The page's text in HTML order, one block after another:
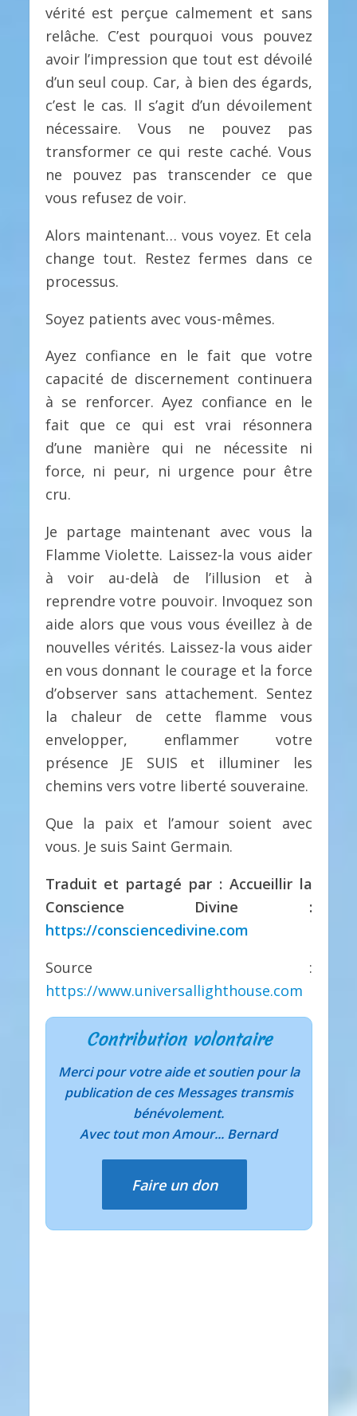
vérité est perçue calmement et sans
relâche. C’est pourquoi vous pouvez
avoir l’impression que tout est dévoilé
d’un seul coup. Car, à bien des égards,
c’est le cas. Il s’agit d’un dévoilement
nécessaire. Vous ne pouvez pas
transformer ce qui reste caché. Vous
ne pouvez pas transcender ce que
vous refusez de voir.
Alors maintenant… vous voyez. Et cela
change tout. Restez fermes dans ce
processus.
Soyez patients avec vous-mêmes.
Ayez confiance en le fait que votre
capacité de discernement continuera
à se renforcer. Ayez confiance en le
fait que ce qui est vrai résonnera
d’une manière qui ne nécessite ni
force, ni peur, ni urgence pour être
cru.
Je partage maintenant avec vous la
Flamme Violette. Laissez-la vous aider
à voir au-delà de l’illusion et à
reprendre votre pouvoir. Invoquez son
aide alors que vous vous éveillez à de
nouvelles vérités. Laissez-la vous aider
en vous donnant le courage et la force
d’observer sans attachement. Sentez
la chaleur de cette flamme vous
envelopper, enflammer votre
présence JE SUIS et illuminer les
chemins vers votre liberté souveraine.
Que la paix et l’amour soient avec
vous. Je suis Saint Germain.
Traduit et partagé par : Accueillir la
Conscience Divine :
https://consciencedivine.com
Source :
https://www.universallighthouse.com
Contribution volontaire
Merci pour votre aide et soutien pour la
publication de ces Messages transmis
bénévolement.
Avec tout mon Amour... Bernard
Faire un don